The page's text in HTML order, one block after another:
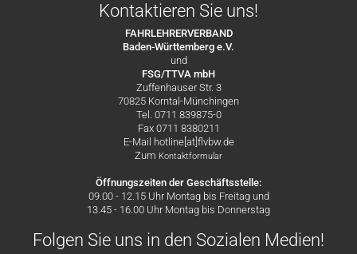
Kontaktieren Sie uns!
FAHRLEHRERVERBAND
Baden-Württemberg e.V.
und
FSG/TTVA mbH
Zuffenhauser Str. 3
70825 Korntal-Münchingen
Tel. 0711 839875-0
Fax 0711 8380211
E-Mail hotline[at]flvbw.de
Zum Kontaktformular
Öffnungszeiten der Geschäftsstelle:
09.00 - 12.15 Uhr Montag bis Freitag und
13.45 - 16.00 Uhr Montag bis Donnerstag
Folgen Sie uns in den Sozialen Medien!